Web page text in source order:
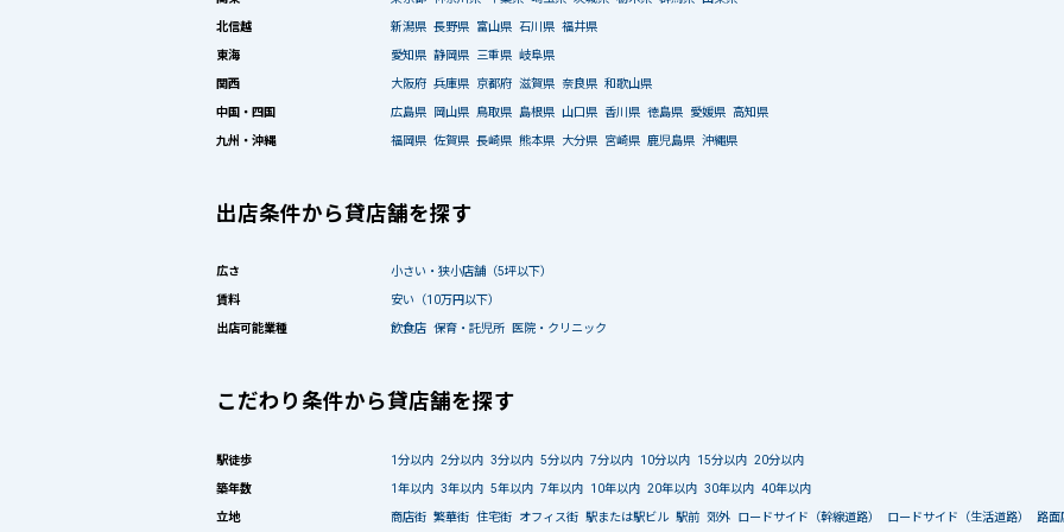
北信越 新潟県 長野県 富山県 石川県 福井県
東海 愛知県 静岡県 三重県 岐阜県
関西 大阪府 兵庫県 京都府 滋賀県 奈良県 和歌山県
中国・四国 広島県 岡山県 鳥取県 島根県 山口県 香川県 徳島県 愛媛県 高知県
九州・沖縄 福岡県 佐賀県 長崎県 熊本県 大分県 宮崎県 鹿児島県 沖縄県
出店条件から貸店舗を探す
広さ 小さい・狭小店舗（5坪以下）
賃料 安い（10万円以下）
出店可能業種 飲食店 保育・託児所 医院・クリニック
こだわり条件から貸店舗を探す
駅徒歩 1分以内 2分以内 3分以内 5分以内 7分以内 10分以内 15分以内 20分以内
築年数 1年以内 3年以内 5年以内 7年以内 10年以内 20年以内 30年以内 40年以内
立地 商店街 繁華街 住宅街 オフィス街 駅または駅ビル 駅前 郊外 ロードサイド（幹線道路） ロードサイド（生活道路） 路面